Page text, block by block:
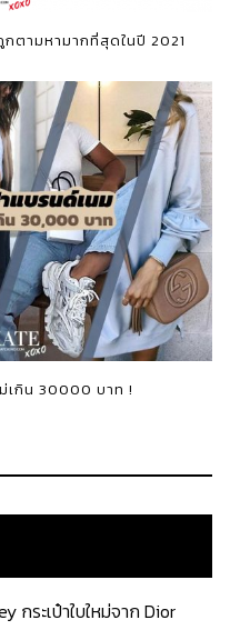
กตามหามากที่สุดในปี 2021
เกิน 30000 บาท !
กระเป๋าใบใหม่จาก Dior